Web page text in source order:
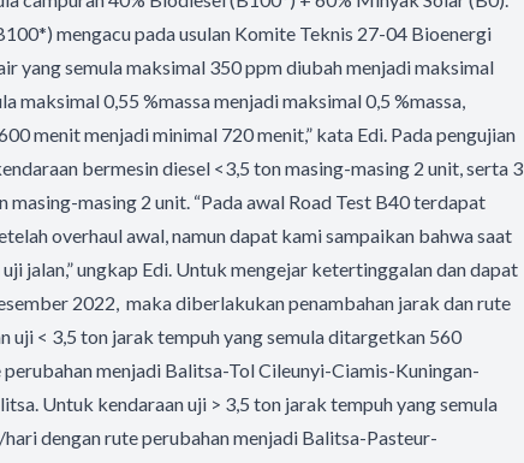
mengacu pada usulan Komite Teknis 27-04 Bioenergi
yang semula maksimal 350 ppm diubah menjadi maksimal
maksimal 0,55 %massa menjadi maksimal 0,5 %massa,
menit menjadi minimal 720 menit,” kata Edi. Pada pengujian
bermesin diesel <3,5 ton masing-masing 2 unit, serta 3
masing 2 unit. “Pada awal Road Test B40 terdapat
overhaul awal, namun dapat kami sampaikan bahwa saat
jalan,” ungkap Edi. Untuk mengejar ketertinggalan dan dapat
2022, maka diberlakukan penambahan jarak dan rute
uji < 3,5 ton jarak tempuh yang semula ditargetkan 560
menjadi Balitsa-Tol Cileunyi-Ciamis-Kuningan-
Untuk kendaraan uji > 3,5 ton jarak tempuh yang semula
dengan rute perubahan menjadi Balitsa-Pasteur-